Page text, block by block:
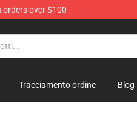
orders over $100
Tracciamento ordine Blog